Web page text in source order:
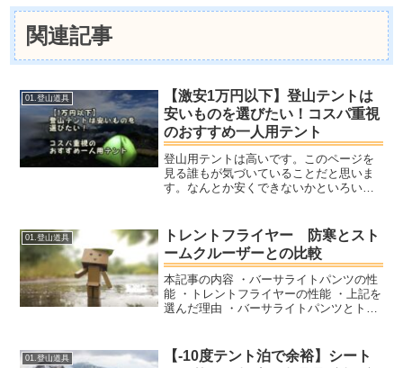
関連記事
01.登山道具
【激安1万円以下】登山テントは
安いものを選びたい！コスパ重視
のおすすめ一人用テント
登山用テントは高いです。このページを
見る誰もが気づいていることだと思いま
す。なんとか安くできないかといろいろ
ーを比較してみました。
01.登山道具
トレントフライヤー 防寒とスト
ームクルーザーとの比較
本記事の内容 ・バーサライトパンツの性
能 ・トレントフライヤーの性能 ・上記を
選んだ理由 ・バーサライトパンツとトレ
「モンベル バーサライトパンツ&トレン
01.登山道具
【-10度テント泊で余裕】シート